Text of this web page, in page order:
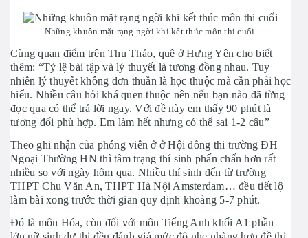
Những khuôn mặt rạng ngời khi kết thúc môn thi cuối.
Cùng quan điểm trên Thu Thảo, quê ở Hưng Yên cho biết
thêm: “Tỷ lệ bài tập và lý thuyết là tương đồng nhau. Tuy
nhiên lý thuyết không đơn thuần là học thuộc mà cần phải học
hiểu. Nhiều câu hỏi khá quen thuộc nên nếu bạn nào đã từng
đọc qua có thể trả lời ngay. Với đề này em thấy 90 phút là
tương đối phù hợp. Em làm hết nhưng có thể sai 1-2 câu”
Theo ghi nhận của phóng viên ở ở Hội đồng thi trường ĐH
Ngoại Thường HN thì tâm trạng thí sinh phấn chấn hơn rất
nhiều so với ngày hôm qua. Nhiều thí sinh đến từ trường
THPT Chu Văn An, THPT Hà Nội Amsterdam… đều tiết lộ
làm bài xong trước thời gian quy định khoảng 5-7 phút.
Đó là môn Hóa, còn đối với môn Tiếng Anh khối A1 phần